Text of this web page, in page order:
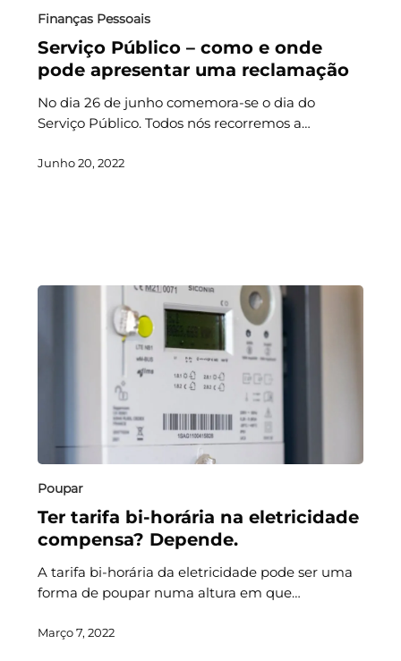
Finanças Pessoais
Serviço Público – como e onde
pode apresentar uma reclamação
No dia 26 de junho comemora-se o dia do
Serviço Público. Todos nós recorremos a…
Junho 20, 2022
Poupar
Ter tarifa bi-horária na eletricidade
compensa? Depende.
A tarifa bi-horária da eletricidade pode ser uma
forma de poupar numa altura em que…
Março 7, 2022